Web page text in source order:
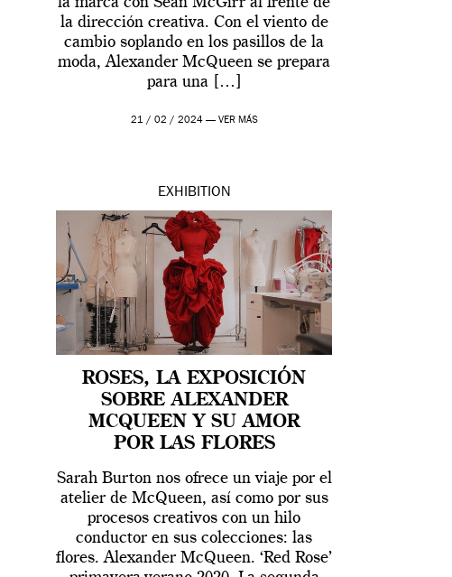
la dirección creativa. Con el viento de
cambio soplando en los pasillos de la
moda, Alexander McQueen se prepara
para una […]
21 / 02 / 2024 — VER MÁS
EXHIBITION
ROSES, LA EXPOSICIÓN
SOBRE ALEXANDER
MCQUEEN Y SU AMOR
POR LAS FLORES
Sarah Burton nos ofrece un viaje por el
atelier de McQueen, así como por sus
procesos creativos con un hilo
conductor en sus colecciones: las
flores. Alexander McQueen. ‘Red Rose’